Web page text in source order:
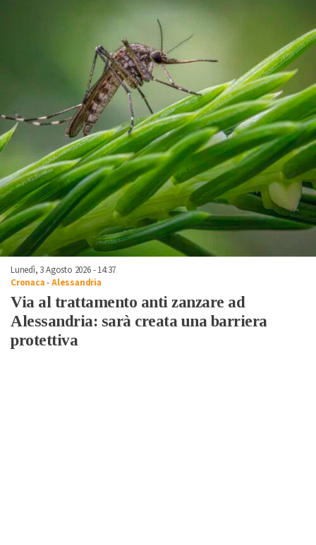
Lunedì, 3 Agosto 2026 - 14:37
Cronaca-Alessandria
Via al trattamento anti zanzare ad
Alessandria: sarà creata una barriera
protettiva